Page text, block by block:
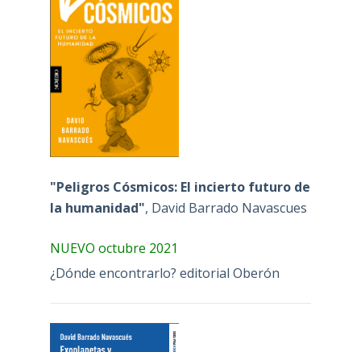
"Peligros Cósmicos: El incierto futuro de
la humanidad", David Barrado Navascues
NUEVO octubre 2021
¿Dónde encontrarlo? editorial Oberón